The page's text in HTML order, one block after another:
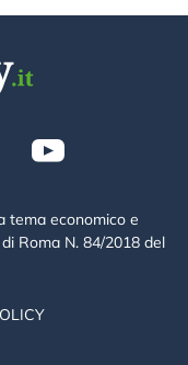
tema economico e
Roma N. 84/2018 del